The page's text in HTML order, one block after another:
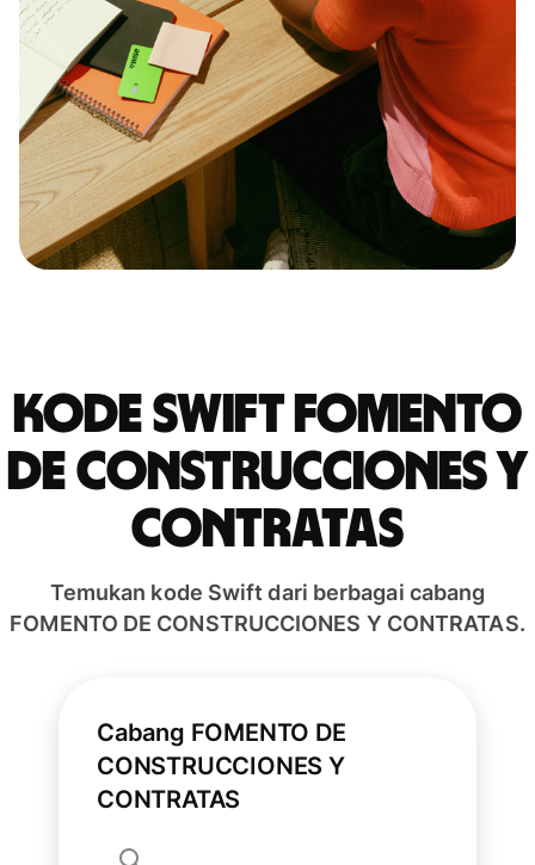
Kode Swift FOMENTO
DE CONSTRUCCIONES Y
CONTRATAS
Temukan kode Swift dari berbagai cabang
FOMENTO DE CONSTRUCCIONES Y CONTRATAS.
Cabang FOMENTO DE
CONSTRUCCIONES Y
CONTRATAS